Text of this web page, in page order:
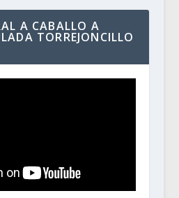
A CABALLO A
TORREJONCILLO